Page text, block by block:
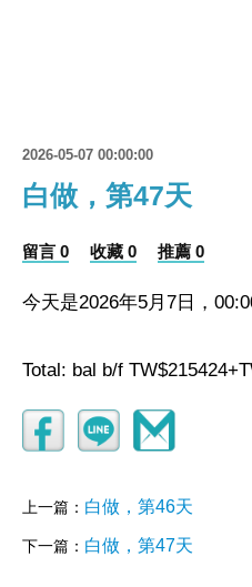
2026-05-07 00:00:00
白做，第47天
留言 0 收藏 0 推薦 0
今天是2026年5月7日，
Total: bal b/f
上一篇： 白做，第46天
下一篇： 白做，第47天